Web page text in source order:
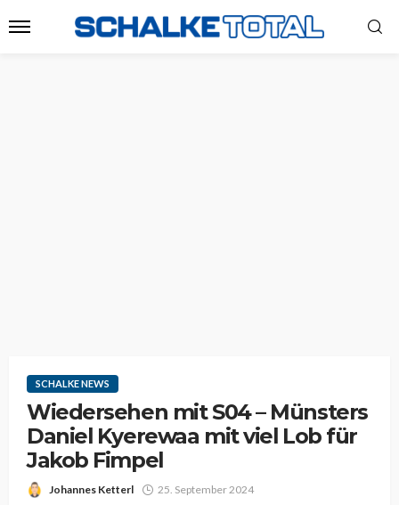
SCHALKE NEWS
Wiedersehen mit S04 – Münsters
Daniel Kyerewaa mit viel Lob für
Jakob Fimpel
Johannes Ketterl 25. September 2024